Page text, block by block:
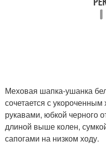
Меховая шапка-ушанка
сочетается с
рукавами, юбкой черного
длиной выше колен,
сапогами на низком ходу.